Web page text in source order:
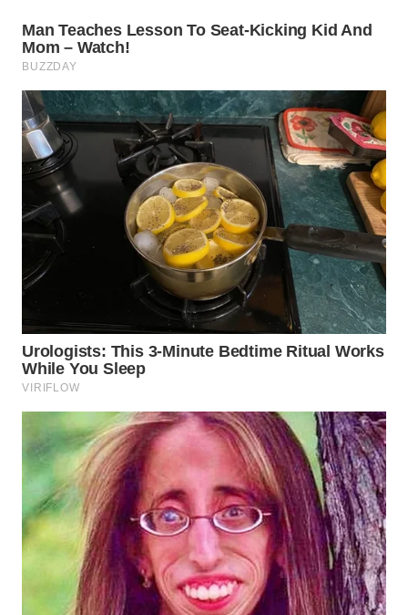
LANGKAT
WN
TAPANULI
SELATAN
WN
TANJUNG
LESUNG
WN
KARO
SIMALUNGUN
WN
WN
TAPANULI
TENGAH
WN DELI
SERDANG
WN